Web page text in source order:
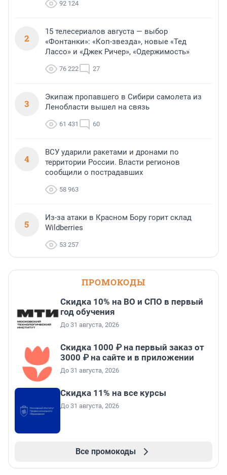
92 124
2
15 телесериалов августа — выбор
«Фонтанки»: «Коп-звезда», новые «Тед
Лассо» и «Джек Ричер», «Одержимость»
76 222 27
3
Экипаж пропавшего в Сибири самолета из
Ленобласти вышел на связь
61 431 60
4
ВСУ ударили ракетами и дронами по
территории России. Власти регионов
сообщили о пострадавших
58 963
5
Из-за атаки в Красном Бору горит склад
Wildberries
53 257
ПРОМОКОДЫ
Скидка 10% на ВО и СПО в первый
год обучения
До 31 августа, 2026
Скидка 1000 ₽ на первый заказ от
3000 ₽ на сайте и в приложении
До 31 августа, 2026
Скидка 11% на все курсы
До 31 августа, 2026
Все промокоды